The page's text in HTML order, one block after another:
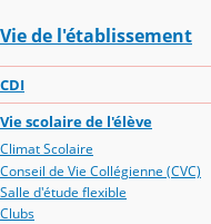
Vie de l'établissement
CDI
Vie scolaire de l'élève
Climat Scolaire
Conseil de Vie Collégienne (CVC)
Salle d'étude flexible
Clubs